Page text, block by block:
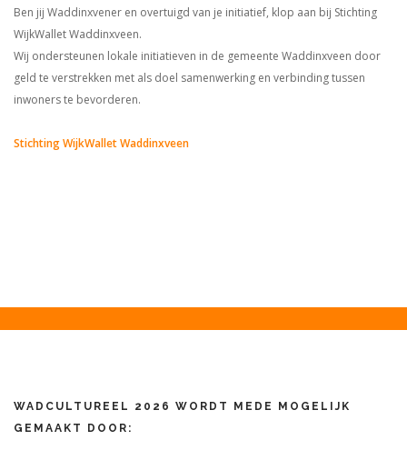
Ben jij Waddinxvener en overtuigd van je initiatief, klop aan bij Stichting
WijkWallet Waddinxveen.
Wij ondersteunen lokale initiatieven in de gemeente Waddinxveen door
geld te verstrekken met als doel samenwerking en verbinding tussen
inwoners te bevorderen.
Stichting WijkWallet Waddinxveen
WADCULTUREEL 2026 WORDT MEDE MOGELIJK
GEMAAKT DOOR: